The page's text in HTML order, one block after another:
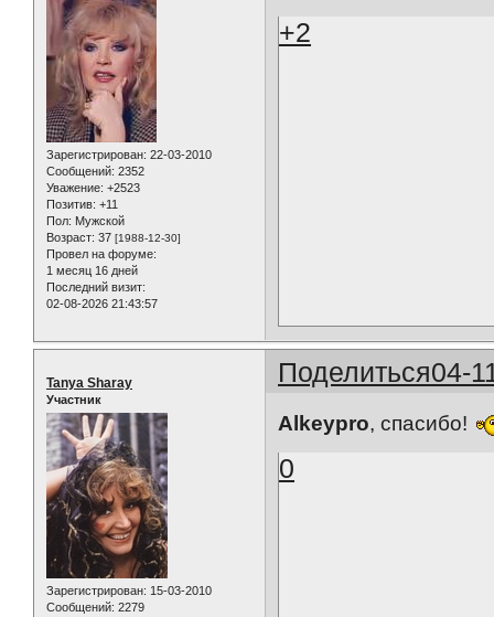
Зарегистрирован: 22-03-2010
Сообщений: 2352
Уважение: +2523
Позитив: +11
Пол: Мужской
Возраст: 37 [1988-12-30]
Провел на форуме:
1 месяц 16 дней
Последний визит:
02-08-2026 21:43:57
+2
Поделиться04-
Tanya Sharay
Участник
Зарегистрирован: 15-03-2010
Сообщений: 2279
Alkeypro, спасибо!
0